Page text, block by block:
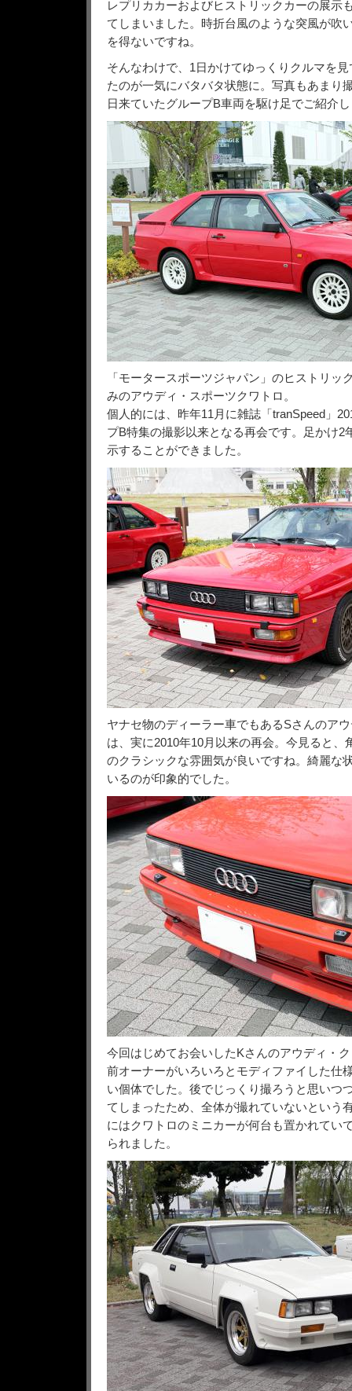
レプリカカーおよびヒストリックカーの展示
てしまいました。時折台風のような突風が吹
を得ないですね。
そんなわけで、1日かけてゆっくりクルマを
たのが一気にバタバタ状態に。写真もあまり
日来ていたグループB車両を駆け足でご紹介
「モータースポーツジャパン」のヒストリッ
みのアウディ・スポーツクワトロ。
個人的には、昨年11月に雑誌「tranSpeed」
プB特集の撮影以来となる再会です。足かけ2
示することができました。
ヤナセ物のディーラー車でもあるSさんのア
は、実に2010年10月以来の再会。今見ると、
のクラシックな雰囲気が良いですね。綺麗な
いるのが印象的でした。
今回はじめてお会いしたKさんのアウディ・
前オーナーがいろいろとモディファイした仕
い個体でした。後でじっくり撮ろうと思いつ
てしまったため、全体が撮れていないという
にはクワトロのミニカーが何台も置かれてい
られました。